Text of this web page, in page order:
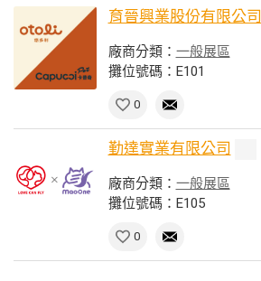
育晉興業股份有限公司
廠商分類： 一般展區
攤位號碼：E101
0
勤達實業有限公司
廠商分類： 一般展區
攤位號碼：E105
0